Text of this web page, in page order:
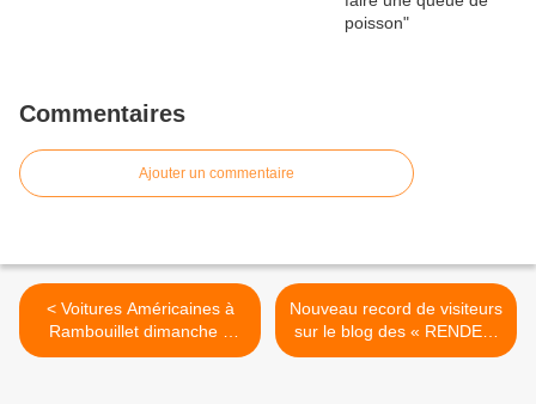
Commentaires
Ajouter un commentaire
< Voitures Américaines à
Rambouillet dimanche 2
JUIN 2013
Nouveau record de visiteurs
sur le blog des « RENDEZ-
VOUS de La REINE », >